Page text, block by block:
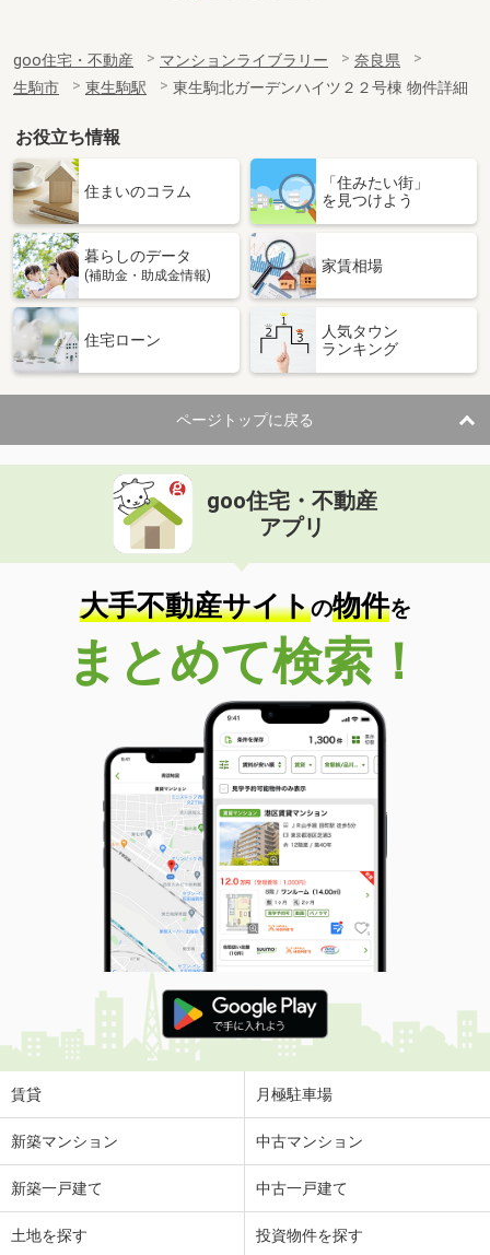
goo住宅・不動産 マンションライブラリー
奈良県
生駒市
東生駒駅 東生駒北ガーデンハイツ２２号棟 物件詳細
お役立ち情報
住まいのコラム
「住みたい街」
を見つけよう
暮らしのデータ
(補助金・助成金情報)
家賃相場
住宅ローン
人気タウン
ランキング
ページトップに戻る
goo住宅・不動産
アプリ
大手不動産サイトの物件を
まとめて検索！
賃貸 月極駐車場
新築マンション 中古マンション
新築一戸建て 中古一戸建て
土地を探す 投資物件を探す